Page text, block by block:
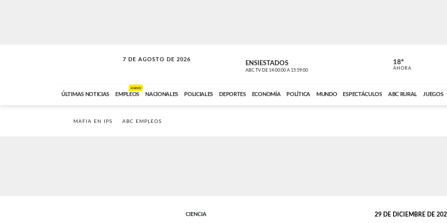
7 DE AGOSTO DE 2026
VITAMINAS ENSIESTADOS
ABC TV DE 14:00:00 A 15:59:00 ABC CARDINAL
18º
AHORA
ÚLTIMAS NOTICIAS EMPLEOS
NUEVO
NACIONALES POLICIALES DEPORTES ECONOMÍA POLÍTICA MUNDO ESPECTÁCULOS ABC RURAL JUEGOS
MAFIA EN IPS ABC EMPLEOS
CIENCIA 29 DE DICIEMBRE DE